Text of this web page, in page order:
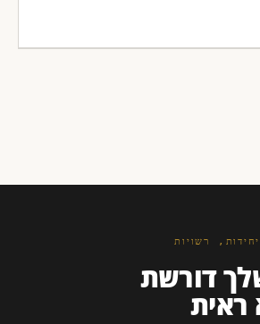
דורשת